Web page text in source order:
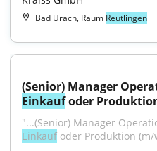
Bad Urach, Raum Reutlingen
Einkauf oder
Einkauf oder Produktion